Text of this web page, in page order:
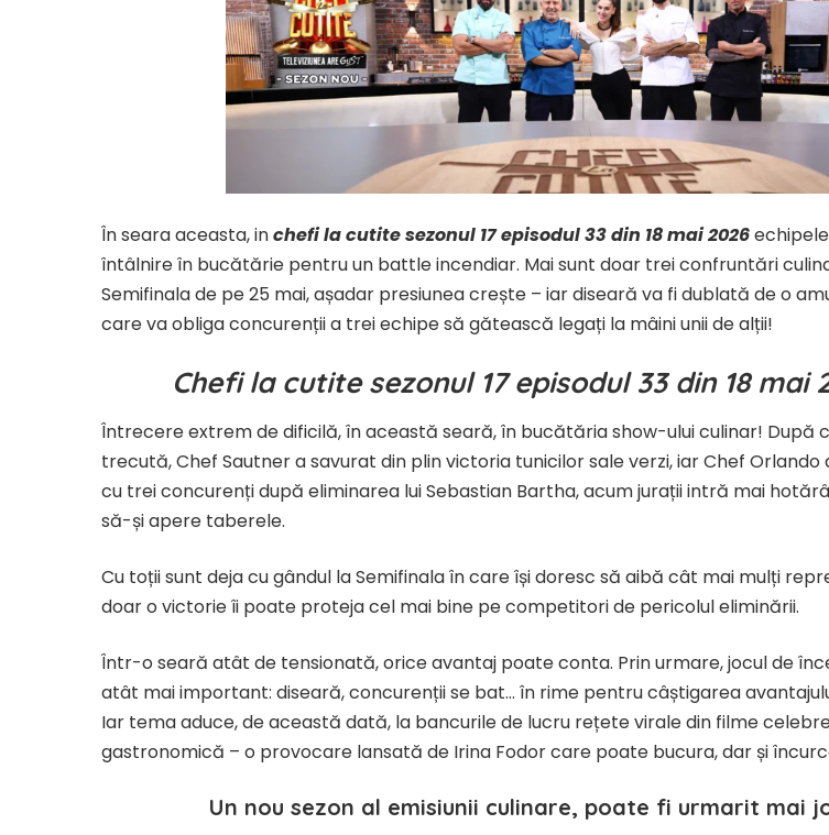
În seara aceasta, inchefi la cutite sezonul 17 episodul 33 din 18 mai 2026
întâlnire în bucătărie pentru un battle incendiar. Mai sunt doar trei confruntări
Semifinala de pe 25 mai, așadar presiunea crește – iar diseară va fi dublată de o
care va obliga concurenții a trei echipe să gătească legați la mâini unii de alții!
Chefi la cutite sezonul 17 episodul 33 din 18 mai
Întrecere extrem de dificilă, în această seară, în bucătăria show-ului culinar! După
trecută, Chef Sautner a savurat din plin victoria tunicilor sale verzi, iar Chef
cu trei concurenți după eliminarea lui Sebastian Bartha, acum jurații intră mai
să-și apere taberele.
Cu toții sunt deja cu gândul la Semifinala în care își doresc să aibă cât mai mulți
doar o victorie îi poate proteja cel mai bine pe competitori de pericolul eliminării.
Într-o seară atât de tensionată, orice avantaj poate conta. Prin urmare, jocul de
atât mai important: diseară, concurenții se bat… în rime pentru câștigarea
Iar tema aduce, de această dată, la bancurile de lucru rețete virale din filme
gastronomică – o provocare lansată de Irina Fodor care poate bucura, dar și
Un nou sezon al emisiunii culinare, poate fi urmarit mai